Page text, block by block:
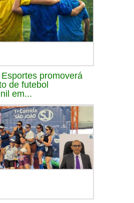
promoverá
de futebol
em...